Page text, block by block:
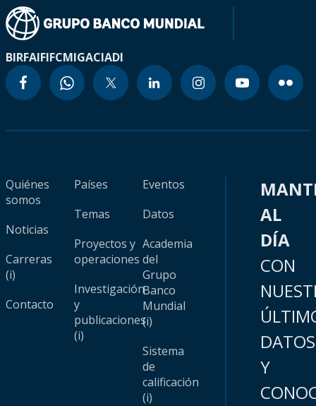
BIRFAIFIFCMIGACIADI
Quiénes
somos
Noticias
Carreras
(i)
Contacto
Países
Temas
Proyectos y
operaciones
Investigación
y
publicaciones
(i)
Eventos
Datos
Academia
del
Grupo
Banco
Mundial
(i)
Sistema
de
calificación
(i)
AL
DÍA
CON
DATOS
Y